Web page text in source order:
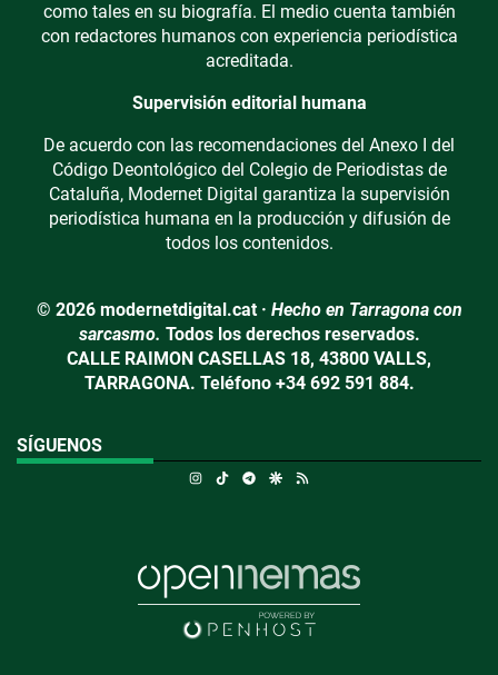
como tales en su biografía. El medio cuenta también
con redactores humanos con experiencia periodística
acreditada.
Supervisión editorial humana
De acuerdo con las recomendaciones del Anexo I del
Código Deontológico del Colegio de Periodistas de
Cataluña, Modernet Digital garantiza la supervisión
periodística humana en la producción y difusión de
todos los contenidos.
© 2026 modernetdigital.cat · Hecho en Tarragona con
sarcasmo. Todos los derechos reservados.
CALLE RAIMON CASELLAS 18, 43800 VALLS,
TARRAGONA. Teléfono +34 692 591 884.
SÍGUENOS
Instagram
TikTokTelegramGoogle Discover